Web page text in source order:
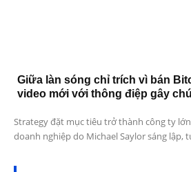
Giữa làn sóng chỉ trích vì bán
video mới với thông điệp gây
Strategy đặt mục tiêu trở thành công ty
doanh nghiệp do Michael Saylor sáng lập,